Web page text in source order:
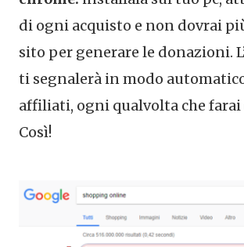
di ogni acquisto e non dovrai
sito per generare le donazioni.
ti segnalerà in modo
affiliati, ogni qualvolta che farai
Così!